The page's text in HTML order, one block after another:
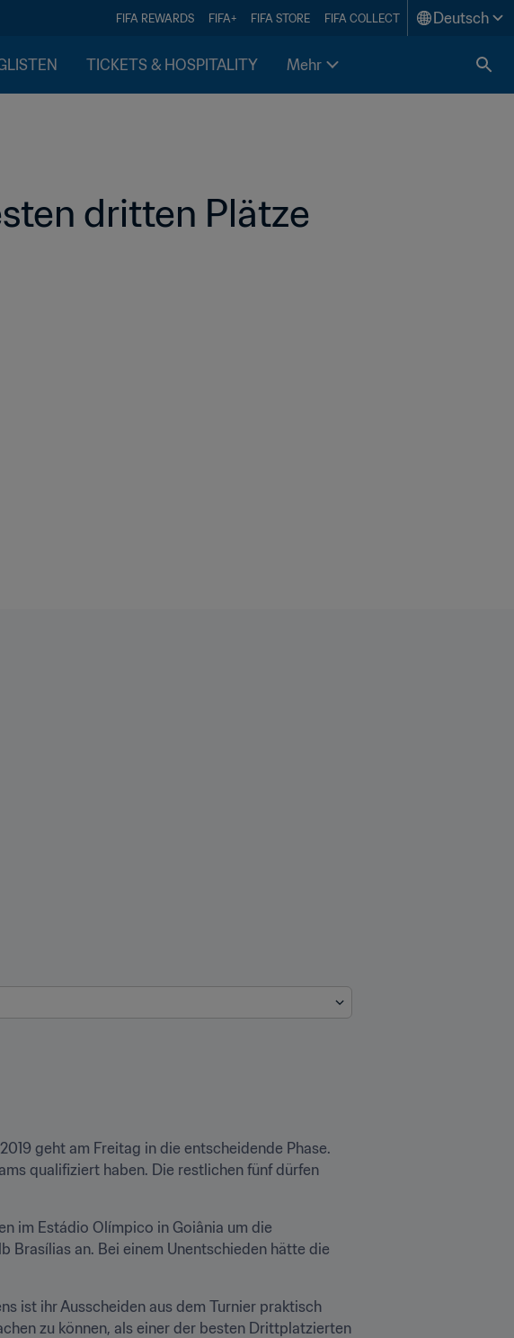
FIFA REWARDS FIFA+ FIFA STORE FIFA COLLECT Deutsch
TICKETS & HOSPITALITY Mehr
dritten Plätze
geht am Freitag in die entscheidende Phase.
qualifiziert haben. Die restlichen fünf dürfen
im Estádio Olímpico in Goiânia um die
ist ihr Ausscheiden aus dem Turnier praktisch
zu können, als einer der besten Drittplatzierten